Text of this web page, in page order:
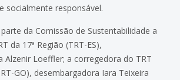
socialmente responsável.
da Comissão de Sustentabilidade a
da 17ª Região (TRT-ES),
Alzenir Loeffler; a corregedora do TRT
GO), desembargadora Iara Teixeira